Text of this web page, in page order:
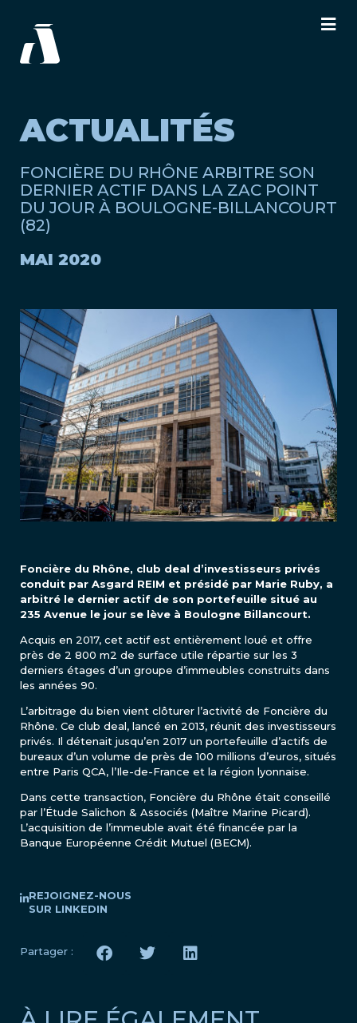
ACTUALITÉS
FONCIÈRE DU RHÔNE ARBITRE SON
DERNIER ACTIF DANS LA ZAC POINT
DU JOUR À BOULOGNE-BILLANCOURT
(82)
MAI 2020
Foncière du Rhône, club deal d’investisseurs privés
conduit par Asgard REIM et présidé par Marie Ruby, a
arbitré le dernier actif de son portefeuille situé au
235 Avenue le jour se lève à Boulogne Billancourt.
Acquis en 2017, cet actif est entièrement loué et offre
près de 2 800 m2 de surface utile répartie sur les 3
derniers étages d’un groupe d’immeubles construits dans
les années 90.
L’arbitrage du bien vient clôturer l’activité de Foncière du
Rhône. Ce club deal, lancé en 2013, réunit des investisseurs
privés. Il détenait jusqu’en 2017 un portefeuille d’actifs de
bureaux d’un volume de près de 100 millions d’euros, situés
entre Paris QCA, l’Ile-de-France et la région lyonnaise.
Dans cette transaction, Foncière du Rhône était conseillé
par l’Étude Salichon & Associés (Maître Marine Picard).
L’acquisition de l’immeuble avait été financée par la
Banque Européenne Crédit Mutuel (BECM).
REJOIGNEZ-NOUS
SUR LINKEDIN
Partager :